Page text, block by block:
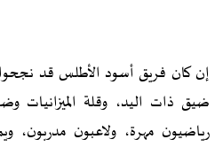
إن كان فريق أسود الأطلس قد نجحوا
ضيق ذات اليد، وقلة الميزانيات
رياضيون مهرة، ولاعبون مدربون،